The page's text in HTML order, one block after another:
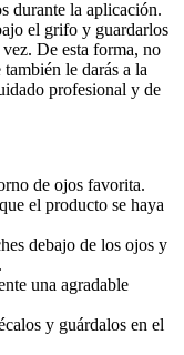
durante la aplicación.
el grifo y guardarlos
De esta forma, no
le darás a la
profesional y de
de ojos favorita.
el producto se haya
debajo de los ojos y
una agradable
y guárdalos en el